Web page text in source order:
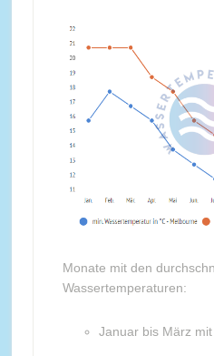
Monate mit den
Wassertemperaturen:
Januar bis März mit